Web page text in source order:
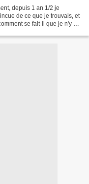
depuis 1 an 1/2 je
de ce que je trouvais, et
se fait-il que je n'y ai